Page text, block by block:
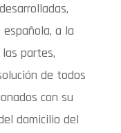
a la
partes,
de todos
con su
domicilio del